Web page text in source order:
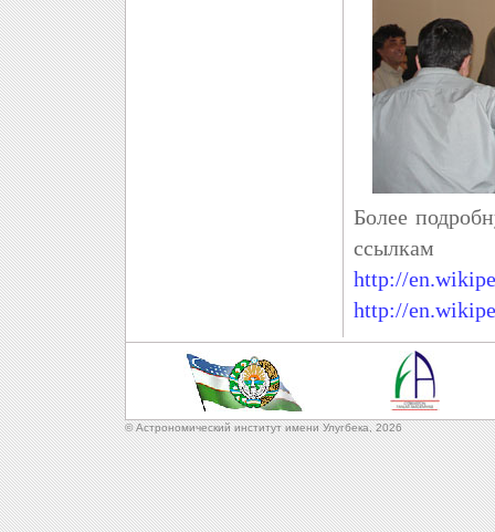
Более
ссылкам
http://
http://
© Астрономический институт имени Улугбека,2026